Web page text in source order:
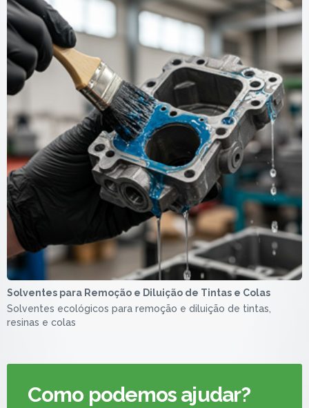
Solventes para Remoção e Diluição de Tintas e Colas
Solventes ecológicos para remoção e diluição de tintas,
resinas e colas
Como podemos ajudar?